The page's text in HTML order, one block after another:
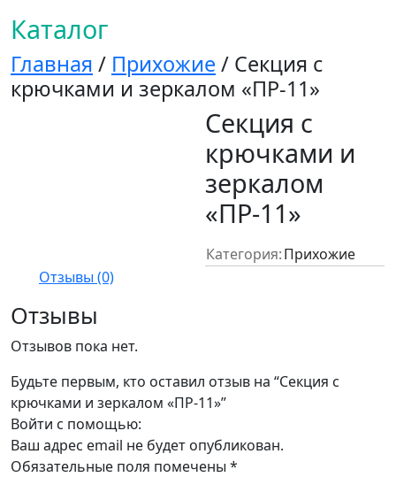
Каталог
Главная / Прихожие / Секция с
крючками и зеркалом «ПР-11»
Секция с
крючками и
зеркалом
«ПР-11»
Категория:Прихожие
Отзывы (0)
Отзывы
Отзывов пока нет.
Будьте первым, кто оставил отзыв на “Секция с
крючками и зеркалом «ПР-11»”
Войти с помощью:
Ваш адрес email не будет опубликован.
Обязательные поля помечены *